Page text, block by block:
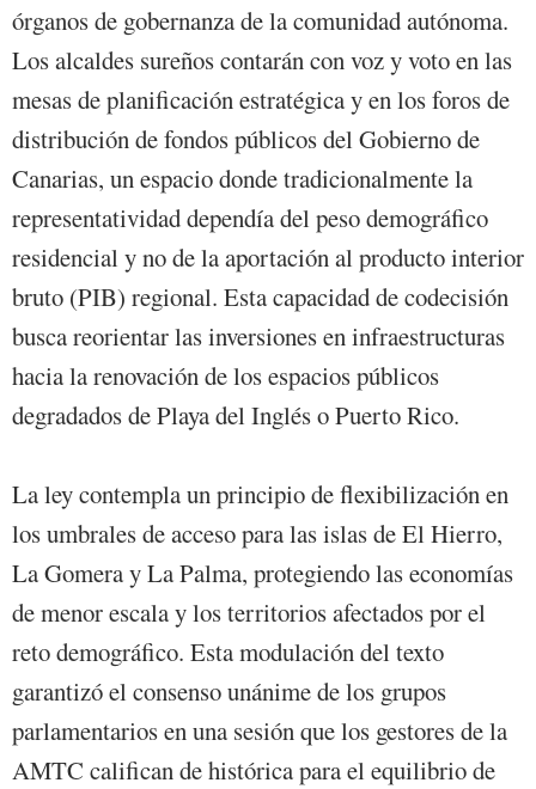
órganos de gobernanza de la comunidad autónoma.
Los alcaldes sureños contarán con voz y voto en las
mesas de planificación estratégica y en los foros de
distribución de fondos públicos del Gobierno de
Canarias, un espacio donde tradicionalmente la
representatividad dependía del peso demográfico
residencial y no de la aportación al producto interior
bruto (PIB) regional. Esta capacidad de codecisión
busca reorientar las inversiones en infraestructuras
hacia la renovación de los espacios públicos
degradados de Playa del Inglés o Puerto Rico.
La ley contempla un principio de flexibilización en
los umbrales de acceso para las islas de El Hierro,
La Gomera y La Palma, protegiendo las economías
de menor escala y los territorios afectados por el
reto demográfico. Esta modulación del texto
garantizó el consenso unánime de los grupos
parlamentarios en una sesión que los gestores de la
AMTC califican de histórica para el equilibrio de